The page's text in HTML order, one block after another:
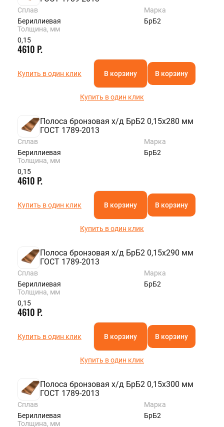
Сплав
Бериллиевая
Марка
БрБ2
Толщина, мм
0,15
4610 Р.
Купить в один клик В корзину В корзину
Купить в один клик
Полоса бронзовая х/д БрБ2 0,15х280 мм
ГОСТ 1789-2013
Сплав
Бериллиевая
Марка
БрБ2
Толщина, мм
0,15
4610 Р.
Купить в один клик В корзину В корзину
Купить в один клик
Полоса бронзовая х/д БрБ2 0,15х290 мм
ГОСТ 1789-2013
Сплав
Бериллиевая
Марка
БрБ2
Толщина, мм
0,15
4610 Р.
Купить в один клик В корзину В корзину
Купить в один клик
Полоса бронзовая х/д БрБ2 0,15х300 мм
ГОСТ 1789-2013
Сплав
Бериллиевая
Марка
БрБ2
Толщина, мм